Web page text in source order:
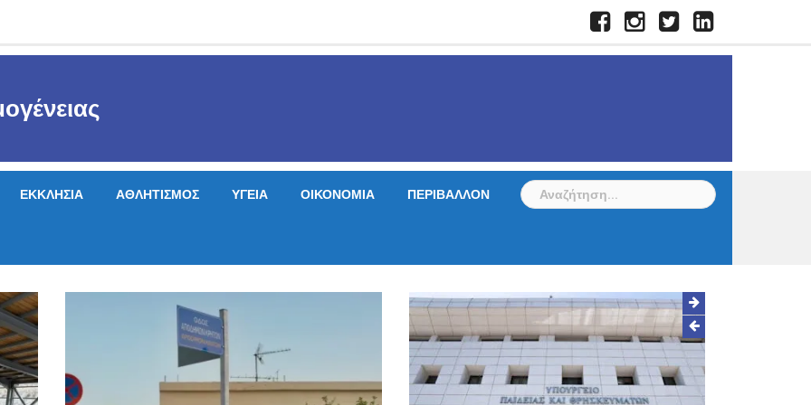
FacebookInstagramTwitterLinkedIn
ΕΚΚΛΗΣΙΑ ΑΘΛΗΤΙΣΜΟΣ ΥΓΕΙΑ ΟΙΚΟΝΟΜΙΑ ΠΕΡΙΒΑΛΛΟΝ
Αναζήτηση
για: